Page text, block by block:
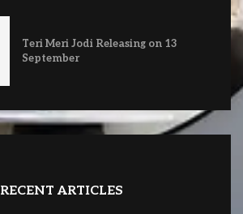
Teri Meri Jodi Releasing on 13
September
RECENT ARTICLES